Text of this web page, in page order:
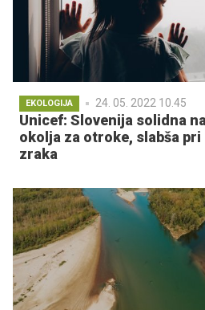
EKOLOGIJA 24. 05. 2022 10.45
Unicef: Slovenija solidna
okolja za otroke, slabša
zraka